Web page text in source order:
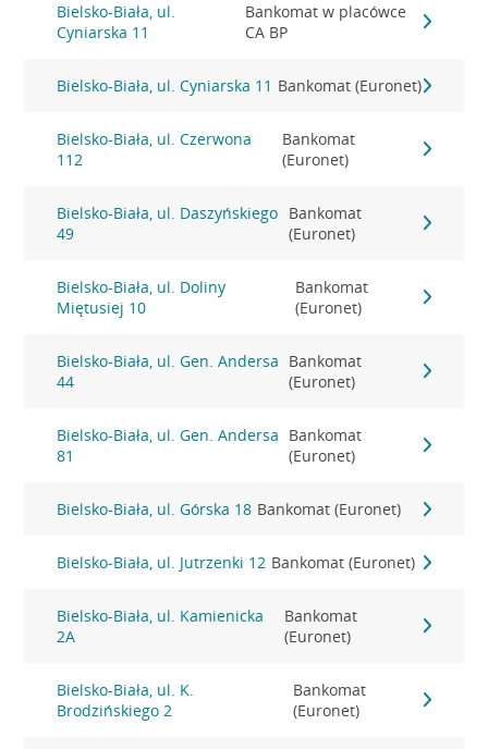
Bielsko-Biała, ul.
Cyniarska 11
Bankomat w placówce
CA BP
Bielsko-Biała, ul. Cyniarska 11 Bankomat (Euronet)
Bielsko-Biała, ul. Czerwona
112
Bankomat
(Euronet)
Bielsko-Biała, ul. Daszyńskiego
49
Bankomat
(Euronet)
Bielsko-Biała, ul. Doliny
Miętusiej 10
Bankomat
(Euronet)
Bielsko-Biała, ul. Gen. Andersa
44
Bankomat
(Euronet)
Bielsko-Biała, ul. Gen. Andersa
81
Bankomat
(Euronet)
Bielsko-Biała, ul. Górska 18 Bankomat (Euronet)
Bielsko-Biała, ul. Jutrzenki 12 Bankomat (Euronet)
Bielsko-Biała, ul. Kamienicka
2A
Bankomat
(Euronet)
Bielsko-Biała, ul. K.
Brodzińskiego 2
Bankomat
(Euronet)